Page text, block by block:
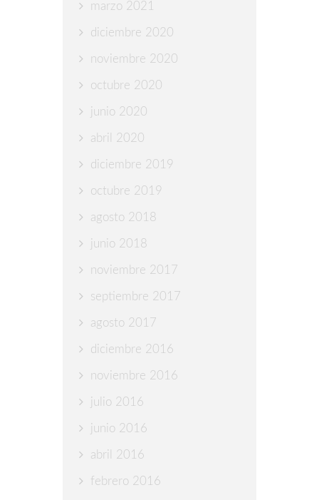
marzo 2021
diciembre 2020
noviembre 2020
octubre 2020
junio 2020
abril 2020
diciembre 2019
octubre 2019
agosto 2018
junio 2018
noviembre 2017
septiembre 2017
agosto 2017
diciembre 2016
noviembre 2016
julio 2016
junio 2016
abril 2016
febrero 2016